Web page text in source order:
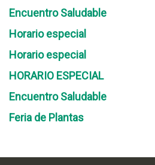
Encuentro Saludable
Horario especial
Horario especial
HORARIO ESPECIAL
Encuentro Saludable
Feria de Plantas